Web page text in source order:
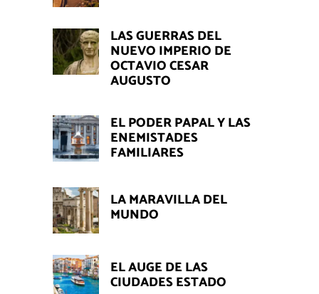
LAS GUERRAS DEL
NUEVO IMPERIO DE
OCTAVIO CESAR
AUGUSTO
EL PODER PAPAL Y LAS
ENEMISTADES
FAMILIARES
LA MARAVILLA DEL
MUNDO
EL AUGE DE LAS
CIUDADES ESTADO